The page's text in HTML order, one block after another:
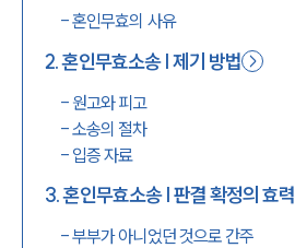
-혼인무효의 사유
2.혼인무효소송 | 제기 방법
- 원고와 피고
-소송의 절차
- 입증 자료
3.혼인무효소송 | 판결 확정의 효력
-부부가 아니었던 것으로 간주